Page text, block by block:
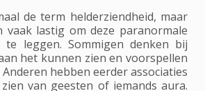
de term helderziendheid, maar
vaak lastig om deze paranormale
leggen. Sommigen denken bij
het kunnen zien en voorspellen
hebben eerder associaties
van geesten of iemands aura.